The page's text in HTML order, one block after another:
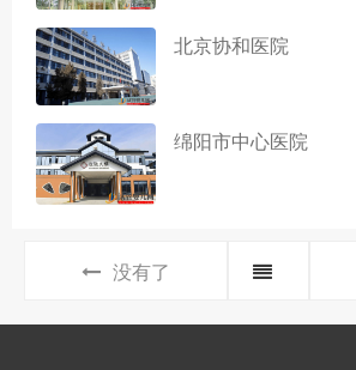
北京协和医院
绵阳市中心医院
没有了